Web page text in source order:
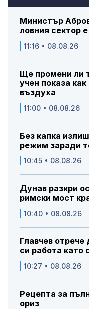
Министър
ловния сектор
11:16 • 08.08.26
Ще промени ли
учен показа
въздуха
11:00 • 08.08.26
Без капка
режим заради
10:45 • 08.08.26
Дунав разкри
римски мост
10:40 • 08.08.26
Главчев отрече
си работа като
10:27 • 08.08.26
Рецепта за
ориз